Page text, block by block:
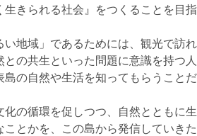
生きられる社会』をつくることを目指
い地域」であるためには、観光で訪れ
の共生といった問題に意識を持つ人
島の自然や生活を知ってもらうことだ
の循環を促しつつ、自然とともに生
ことかを、この島から発信していきた